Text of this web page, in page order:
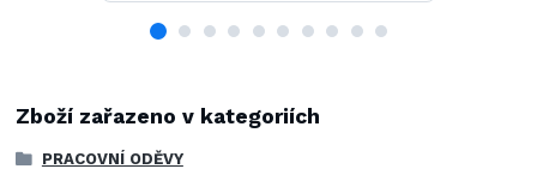
Zboží zařazeno v kategoriích
PRACOVNÍ ODĚVY